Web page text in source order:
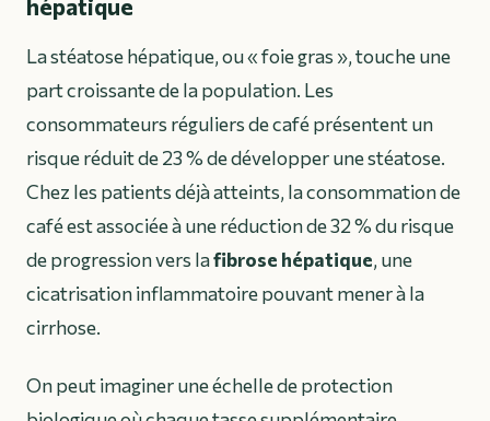
hépatique
La stéatose hépatique, ou « foie gras », touche une
part croissante de la population. Les
consommateurs réguliers de café présentent un
risque réduit de 23 % de développer une stéatose.
Chez les patients déjà atteints, la consommation de
café est associée à une réduction de 32 % du risque
de progression vers lafibrose hépatique, une
cicatrisation inflammatoire pouvant mener à la
cirrhose.
On peut imaginer une échelle de protection